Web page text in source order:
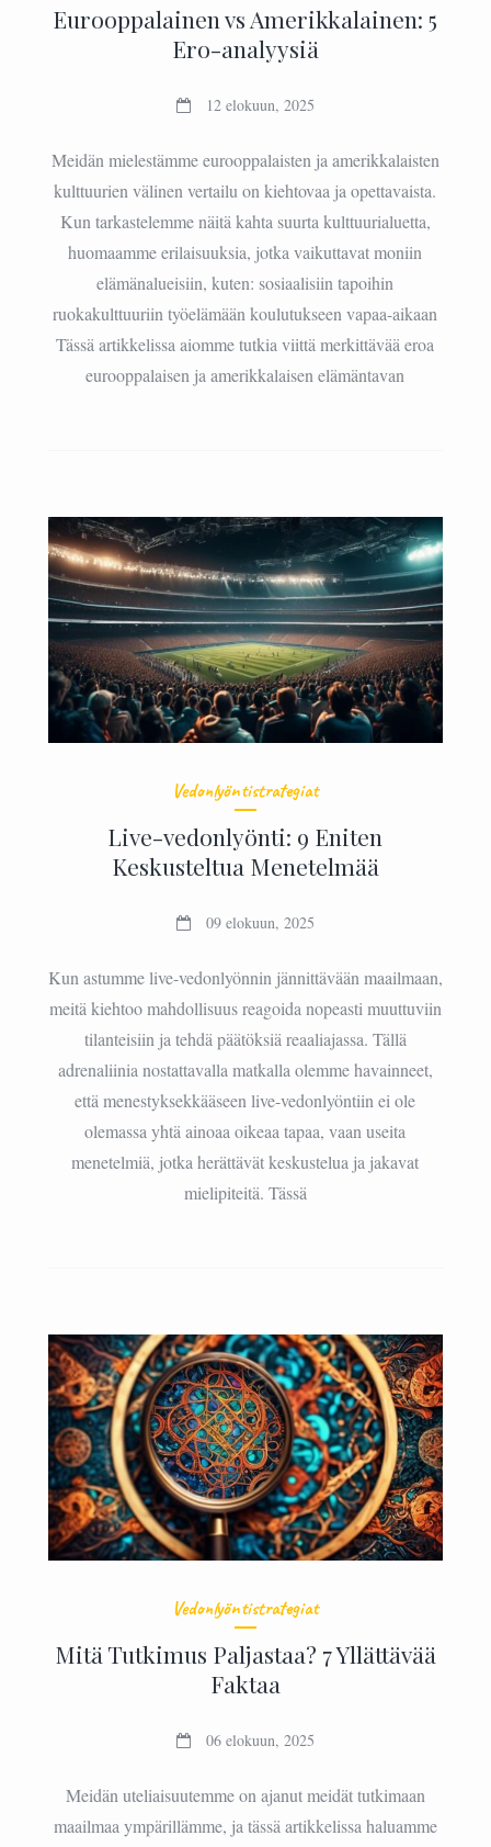
Eurooppalainen vs Amerikkalainen: 5
Ero-analyysiä
12 elokuun, 2025
Meidän mielestämme eurooppalaisten ja amerikkalaisten
kulttuurien välinen vertailu on kiehtovaa ja opettavaista.
Kun tarkastelemme näitä kahta suurta kulttuurialuetta,
huomaamme erilaisuuksia, jotka vaikuttavat moniin
elämänalueisiin, kuten: sosiaalisiin tapoihin
ruokakulttuuriin työelämään koulutukseen vapaa-aikaan
Tässä artikkelissa aiomme tutkia viittä merkittävää eroa
eurooppalaisen ja amerikkalaisen elämäntavan
Vedonlyöntistrategiat
Live-vedonlyönti: 9 Eniten
Keskusteltua Menetelmää
09 elokuun, 2025
Kun astumme live-vedonlyönnin jännittävään maailmaan,
meitä kiehtoo mahdollisuus reagoida nopeasti muuttuviin
tilanteisiin ja tehdä päätöksiä reaaliajassa. Tällä
adrenaliinia nostattavalla matkalla olemme havainneet,
että menestyksekkääseen live-vedonlyöntiin ei ole
olemassa yhtä ainoaa oikeaa tapaa, vaan useita
menetelmiä, jotka herättävät keskustelua ja jakavat
mielipiteitä. Tässä
Vedonlyöntistrategiat
Mitä Tutkimus Paljastaa? 7 Yllättävää
Faktaa
06 elokuun, 2025
Meidän uteliaisuutemme on ajanut meidät tutkimaan
maailmaa ympärillämme, ja tässä artikkelissa haluamme